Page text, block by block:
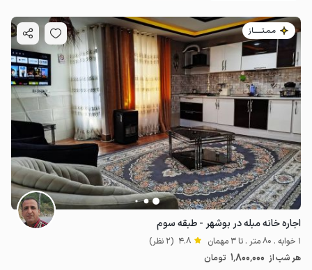
مـمـتــــــاز
اجاره خانه مبله در بوشهر - طبقه سوم
1 خوابه . 80 متر . تا 3 مهمان 4.8 (2 نظر)
هر شب از 1٬800٬000 تومان